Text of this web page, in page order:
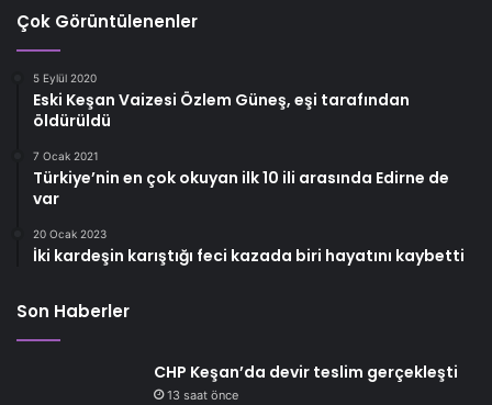
Çok Görüntülenenler
5 Eylül 2020
Eski Keşan Vaizesi Özlem Güneş, eşi tarafından
öldürüldü
7 Ocak 2021
Türkiye’nin en çok okuyan ilk 10 ili arasında Edirne de
var
20 Ocak 2023
İki kardeşin karıştığı feci kazada biri hayatını kaybetti
Son Haberler
CHP Keşan’da devir teslim gerçekleşti
13 saat önce